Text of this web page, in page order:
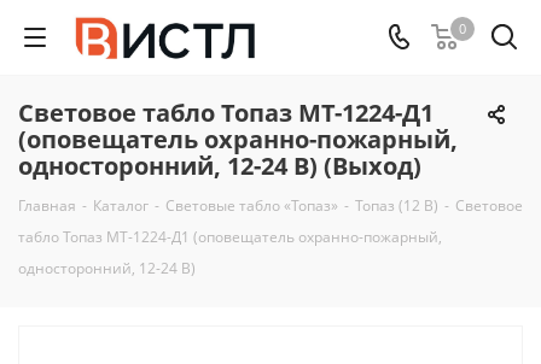
0
Световое табло Топаз МТ-1224-Д1
(оповещатель охранно-пожарный,
односторонний, 12-24 В) (Выход)
Главная - Каталог - Световые табло «Топаз» - Топаз (12 В) - Световое
табло Топаз МТ-1224-Д1 (оповещатель охранно-пожарный,
односторонний, 12-24 В)